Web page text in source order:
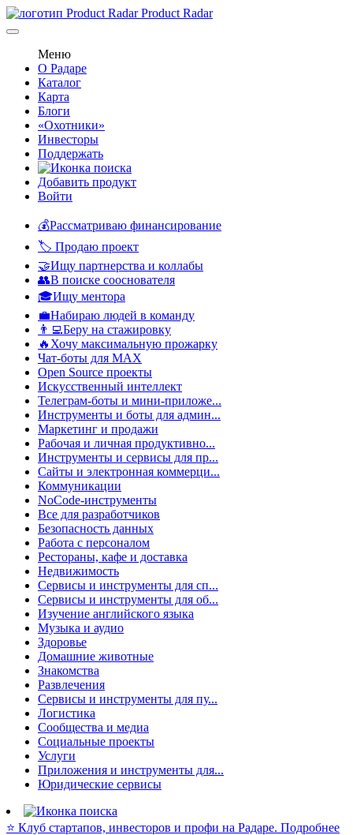
Product Radar
Меню
О Радаре
Каталог
Карта
Блоги
«Охотники»
Инвесторы
Поддержать
Добавить продукт
Войти
💰Рассматриваю финансирование
🏷️ Продаю проект
🤝Ищу партнерства и коллабы
👥В поиске сооснователя
🎓Ищу ментора
💼Набираю людей в команду
👨‍💻Беру на стажировку
🔥Хочу максимальную прожарку
Чат-боты для MAX
Open Source проекты
Искусственный интеллект
Телеграм-боты и мини-приложе...
Инструменты и боты для админ...
Маркетинг и продажи
Рабочая и личная продуктивно...
Инструменты и сервисы для пр...
Сайты и электронная коммерци...
Коммуникации
NoCode-инструменты
Все для разработчиков
Безопасность данных
Работа с персоналом
Рестораны, кафе и доставка
Недвижимость
Сервисы и инструменты для сп...
Сервисы и инструменты для об...
Изучение английского языка
Музыка и аудио
Здоровье
Домашние животные
Знакомства
Развлечения
Сервисы и инструменты для пу...
Логистика
Сообщества и медиа
Социальные проекты
Услуги
Приложения и инструменты для...
Юридические сервисы
⭐️ Клуб стартапов, инвесторов и профи на Радаре. Подробнее